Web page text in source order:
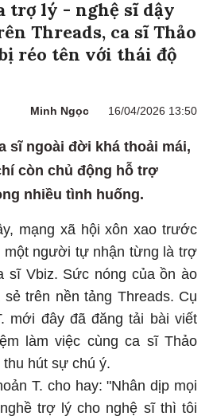
trợ lý - nghệ sĩ dậy
Threads, ca sĩ Thảo
réo tên với thái độ
Minh Ngọc 16/04/2026 13:50
sĩ ngoài đời khá thoải mái,
còn chủ động hỗ trợ
nhiều tình huống.
mạng xã hội xôn xao trước
một người tự nhận từng là trợ
sĩ Vbiz. Sức nóng của ồn ào
trên nền tảng Threads. Cụ
mới đây đã đăng tải bài viết
làm việc cùng ca sĩ Thảo
thu hút sự chú ý.
T. cho hay: "Nhân dịp mọi
trợ lý cho nghệ sĩ thì tôi